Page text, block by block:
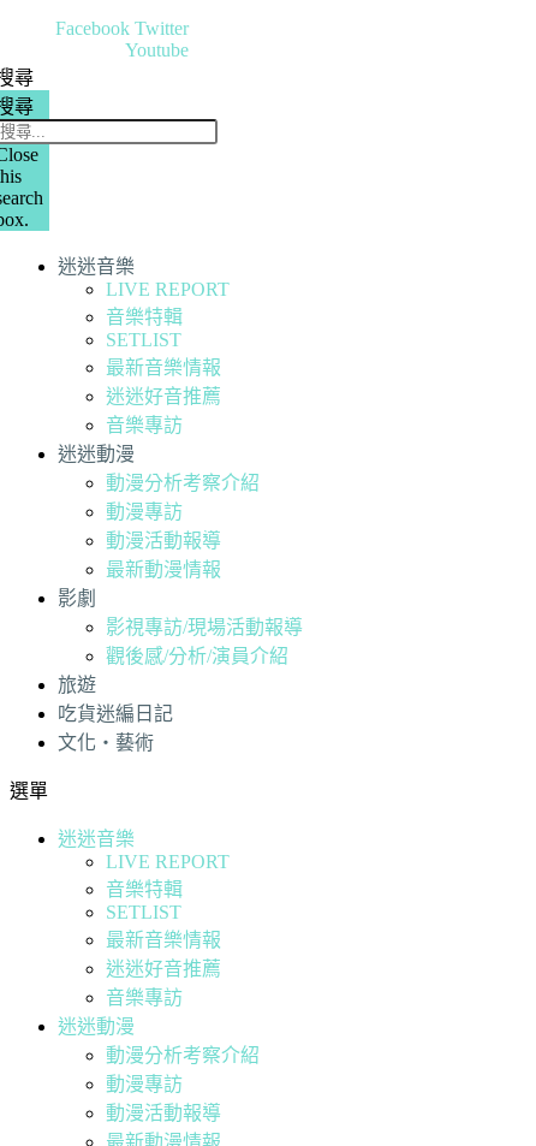
Facebook Twitter
Youtube
尋
尋
迷迷音樂
LIVE REPORT
音樂特輯
SETLIST
最新音樂情報
迷迷好音推薦
音樂專訪
迷迷動漫
動漫分析考察介紹
動漫專訪
動漫活動報導
最新動漫情報
影劇
影視專訪/現場活動報導
觀後感/分析/演員介紹
旅遊
吃貨迷編日記
文化・藝術
選單
迷迷音樂
LIVE REPORT
音樂特輯
SETLIST
最新音樂情報
迷迷好音推薦
音樂專訪
迷迷動漫
動漫分析考察介紹
動漫專訪
動漫活動報導
最新動漫情報